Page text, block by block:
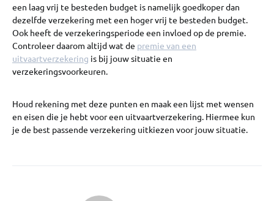
een laag vrij te besteden budget is namelijk goedkoper dan
dezelfde verzekering met een hoger vrij te besteden budget.
Ook heeft de verzekeringsperiode een invloed op de premie.
Controleer daarom altijd wat de premie van een
uitvaartverzekering is bij jouw situatie en
verzekeringsvoorkeuren.
Houd rekening met deze punten en maak een lijst met wensen
en eisen die je hebt voor een uitvaartverzekering. Hiermee kun
je de best passende verzekering uitkiezen voor jouw situatie.